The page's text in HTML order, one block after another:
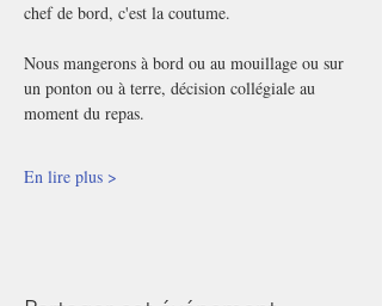
chef de bord, c'est la coutume.
Nous mangerons à bord ou au mouillage ou sur
un ponton ou à terre, décision collégiale au
moment du repas.
En lire plus >